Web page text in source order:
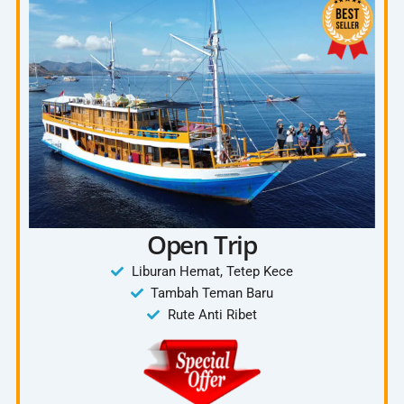
Tanya Paket 4D3N
Chek Out dari Waerebo
Kembali ke Labuan Bajo
Included :
Mobil Innova
Tiket Waerebo
Penginapan Waerebo
Ojek
4 kali makan
Tiket Pesawat
Pengeluaran Pribadi
Open Trip
Liburan Hemat, Tetep Kece
Tambah Teman Baru
Rute Anti Ribet